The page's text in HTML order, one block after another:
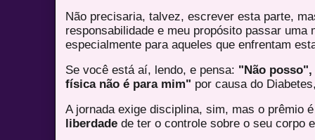
Não precisaria, talvez, escrever esta parte,
responsabilidade e meu propósito passar uma
especialmente para aqueles que enfrentam
Se você está aí, lendo, e pensa: "Não
física não é para mim" por causa do
A jornada exige disciplina, sim, mas o prêmio
liberdade de ter o controle sobre o seu corpo